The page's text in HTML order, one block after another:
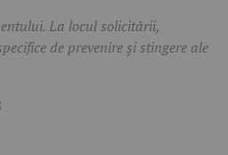
La locul solicitării,
de prevenire și stingere ale